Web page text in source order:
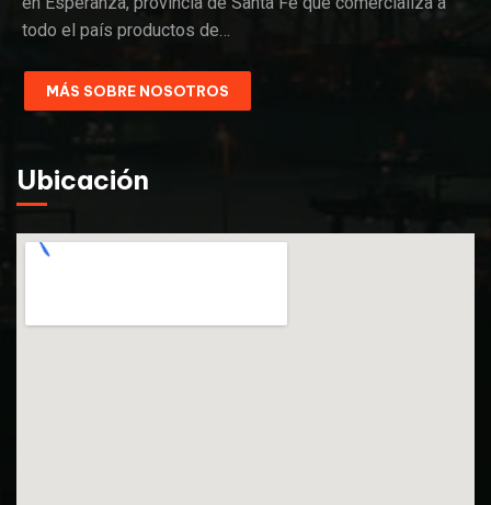
todo el país productos de…
MÁS SOBRE NOSOTROS
Ubicación